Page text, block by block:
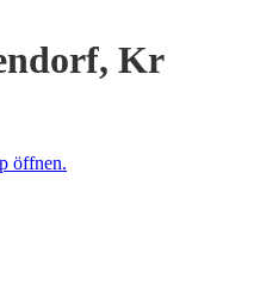
Kr
öffnen.